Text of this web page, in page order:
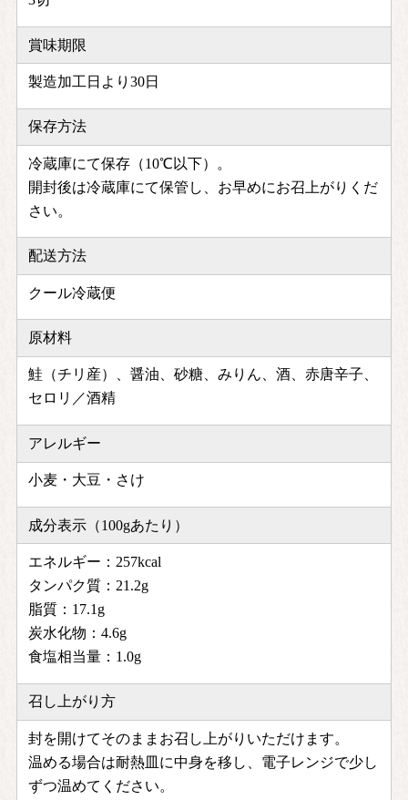
賞味期限
製造加工日より30日
保存方法
冷蔵庫にて保存（10℃以下）。
開封後は冷蔵庫にて保管し、お早めにお召上がりくだ
さい。
配送方法
クール冷蔵便
原材料
鮭（チリ産）、醤油、砂糖、みりん、酒、赤唐辛子、
セロリ／酒精
アレルギー
小麦・大豆・さけ
成分表示（100gあたり）
エネルギー：257kcal
タンパク質：21.2g
脂質：17.1g
炭水化物：4.6g
食塩相当量：1.0g
召し上がり方
封を開けてそのままお召し上がりいただけます。
温める場合は耐熱皿に中身を移し、電子レンジで少し
ずつ温めてください。